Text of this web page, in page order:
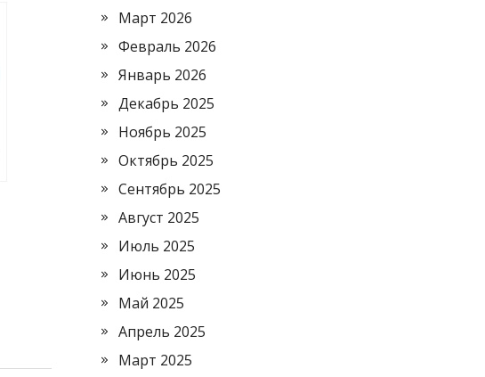
Март 2026
Февраль 2026
Январь 2026
Декабрь 2025
Ноябрь 2025
Октябрь 2025
Сентябрь 2025
Август 2025
Июль 2025
Июнь 2025
Май 2025
Апрель 2025
Март 2025